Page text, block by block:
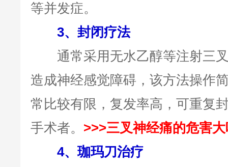
等并发症。
3、封闭疗法
通常采用无水乙醇等注射三叉
造成神经感觉障碍，该方法操作
常比较有限，复发率高，可重复
手术者。 >>>三叉神经痛的危害
4、珈玛刀治疗